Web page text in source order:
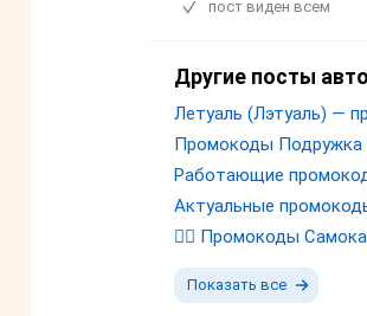
пост виден всем
Другие посты
Летуаль (Лэтуаль) —
Промокоды Подружка
Работающие
Актуальные
🚴‍♂️ Промокоды
Показать все